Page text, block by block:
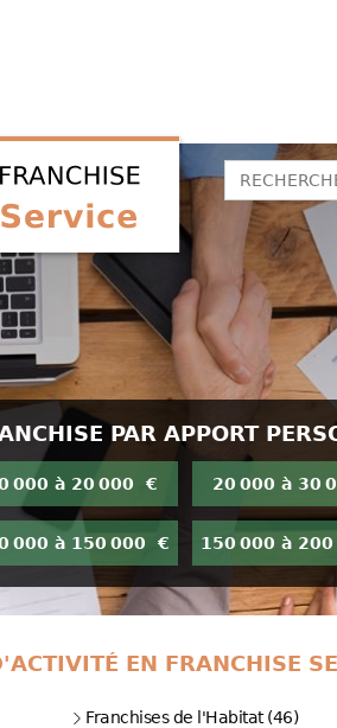
PAR APPORT
000 à 20 000 € 20 000 à 30
000 à 150 000 € 150 000 à
EN FRANCHISE
Franchises de l'Habitat (46)